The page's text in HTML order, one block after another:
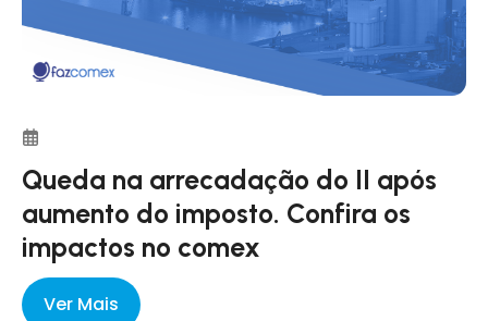
Queda na arrecadação do II após
aumento do imposto. Confira os
impactos no comex
Ver Mais